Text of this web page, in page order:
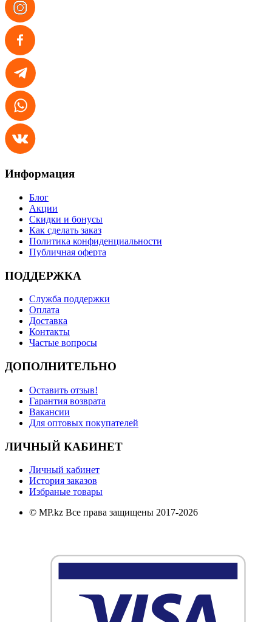
Информация
Блог
Акции
Скидки и бонусы
Как сделать заказ
Политика конфиденциальности
Публичная оферта
ПОДДЕРЖКА
Служба поддержки
Оплата
Доставка
Контакты
Частые вопросы
ДОПОЛНИТЕЛЬНО
Оставить отзыв!
Гарантия возврата
Вакансии
Для оптовых покупателей
ЛИЧНЫЙ КАБИНЕТ
Личный кабинет
История заказов
Избраные товары
© MP.kz Все права защищены 2017-2026